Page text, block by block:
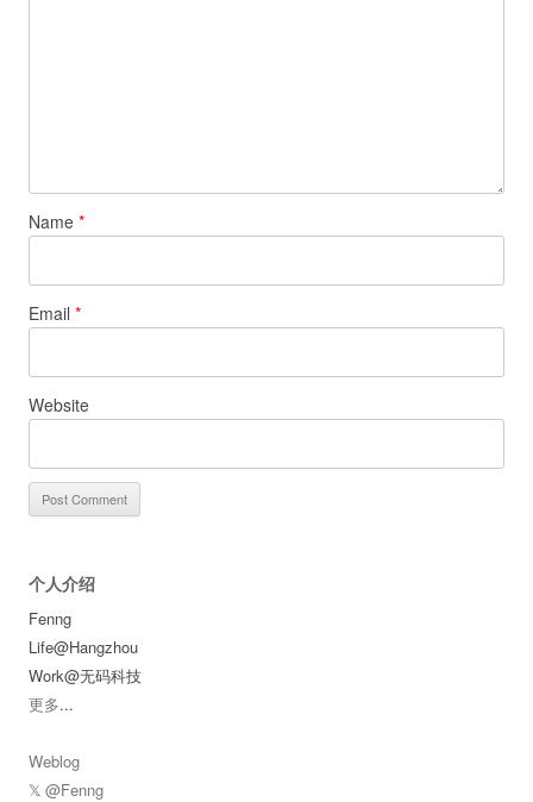
Name *
Email *
Website
个人介绍
Fenng
Life@Hangzhou
Work@无码科技
更多...
Weblog
𝕏 @Fenng